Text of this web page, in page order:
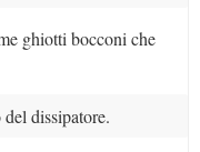
ghiotti bocconi che
dissipatore.